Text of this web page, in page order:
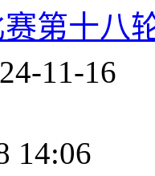
第十八
11-16
14:06